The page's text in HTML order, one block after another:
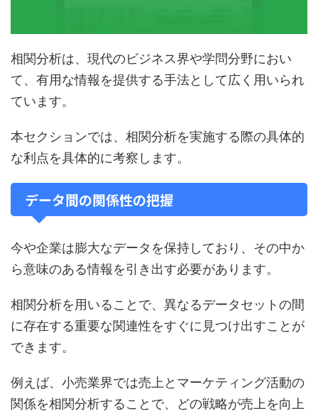
相関分析は、現代のビジネス界や学問分野におい
て、有用な情報を提供する手法として広く用いられ
ています。
本セクションでは、相関分析を実施する際の具体的
な利点を具体的に考察します。
データ間の関係性の把握
今や企業は膨大なデータを保持しており、その中か
ら意味のある情報を引き出す必要があります。
相関分析を用いることで、異なるデータセットの間
に存在する重要な関連性をすぐに見つけ出すことが
できます。
例えば、小売業界では売上とマーケティング活動の
関係を相関分析することで、どの戦略が売上を向上